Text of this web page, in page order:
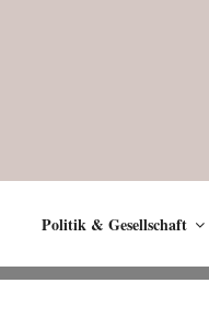
Politik & Gesellschaft